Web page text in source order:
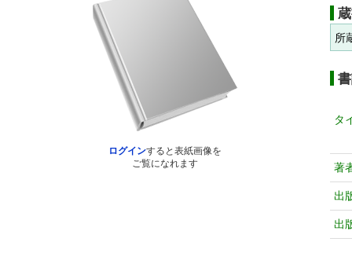
ログインすると表紙画像を
ご覧になれます
所
タ
著
出
出